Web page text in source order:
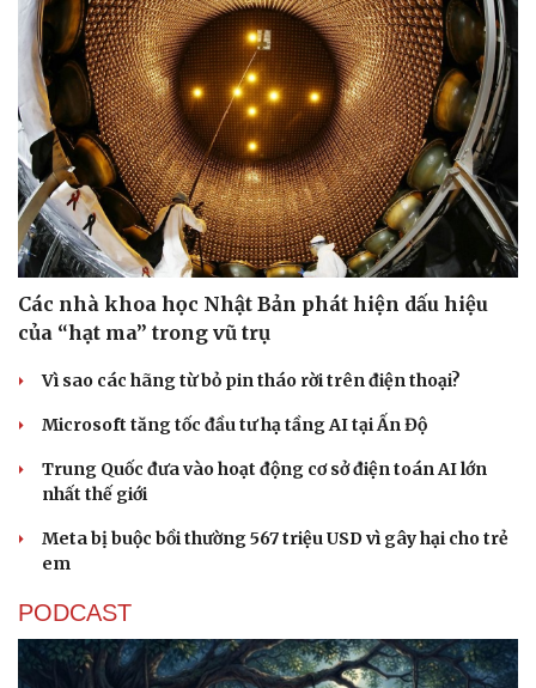
Sức khỏe
Dinh dưỡng - món ngon
Cây thuốc
Nhà đẹp
Blog
Các nhà khoa học Nhật Bản phát hiện dấu hiệu
của “hạt ma” trong vũ trụ
Vì sao các hãng từ bỏ pin tháo rời trên điện thoại?
Microsoft tăng tốc đầu tư hạ tầng AI tại Ấn Độ
Trung Quốc đưa vào hoạt động cơ sở điện toán AI lớn
nhất thế giới
Meta bị buộc bồi thường 567 triệu USD vì gây hại cho trẻ
em
PODCAST